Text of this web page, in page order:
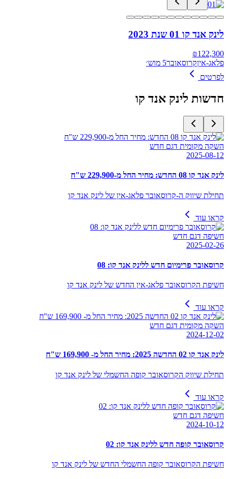
לינק אנד קו 01 שנת 2023
₪122,300
פלאג-איןקרוסאובר5 מוש׳
לפרטים
חדשות לינק אנד קו
השקה מקומית דגם חדש
2025-08-12
לינק אנד קו 08 החדש: מחיר החל מ-229,900 ש"ח
תחילת שיווק ה-קרוסאובר פלאג-אין של לינק אנד קו
קראו עוד
חשיפה דגם חדש
2025-02-26
קרוסאובר פרימיום חדש ללינק אנד קו: 08
חשיפת הקרוסאובר פלאג-אין החדש של לינק אנד קו
קראו עוד
השקה מקומית דגם חדש
2024-12-02
לינק אנד קו 02 החדשה 2025: מחיר החל מ- 169,900 ש"ח
תחילת שיווק הקרוסאובר קופה החשמלי של לינק אנד קו
קראו עוד
חשיפה דגם חדש
2024-10-12
קרוסאובר קופה חדש ללינק אנד קו: 02
חשיפת הקרוסאובר קופה החשמלי החדש של לינק אנד קו